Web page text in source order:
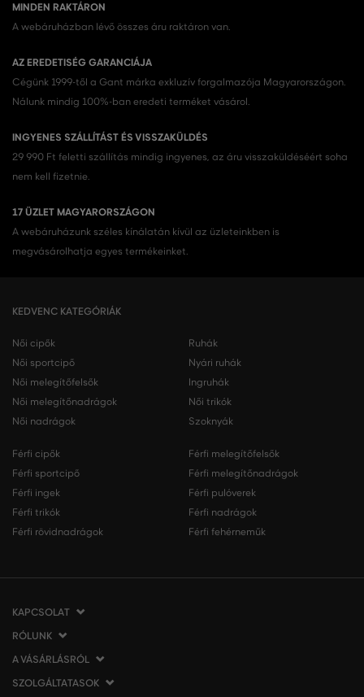
MINDEN RAKTÁRON
A webáruházban lévő összes áru raktáron van.
AZ EREDETISÉG GARANCIÁJA
Cégünk 1999-től a Gant márka exkluzív forgalmazója Magyarországon.
Nálunk mindig 100%-ban eredeti terméket vásárol.
INGYENES SZÁLLÍTÁST ÉS VISSZAKÜLDÉS
29 990 Ft feletti szállítás mindig ingyenes, az áru visszaküldéséért soha
nem kell fizetnie.
17 ÜZLET MAGYARORSZÁGON
A webáruházunk széles kínálatán kívül az üzleteinkben is
megvásárolhatja egyes termékeinket.
KEDVENC KATEGÓRIÁK
Női cipők
Női sportcipő
Női melegítőfelsők
Női melegítőnadrágok
Női nadrágok
Ruhák
Nyári ruhák
Ingruhák
Női trikók
Szoknyák
Férfi cipők
Férfi sportcipő
Férfi ingek
Férfi trikók
Férfi rövidnadrágok
Férfi melegítőfelsők
Férfi melegítőnadrágok
Férfi pulóverek
Férfi nadrágok
Férfi fehérneműk
KAPCSOLAT
VERMONT Services Slovakia s. r. o.
Vlčie hrdlo 53
821 07 Bratislava
RÓLUNK
Cégünkről
Elérhetőség
A VÁSÁRLÁSRÓL
A vásárlás menete
SZOLGÁLTATASOK